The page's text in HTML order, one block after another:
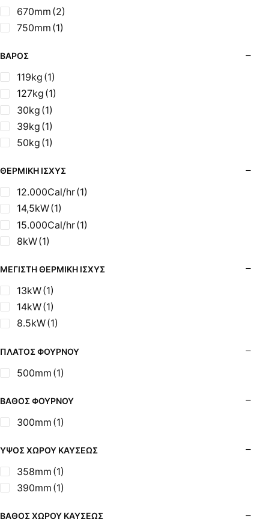
670mm (2)
750mm (1)
ΒΆΡΟΣ
119kg (1)
127kg (1)
30kg (1)
39kg (1)
50kg (1)
ΘΕΡΜΙΚΉ ΙΣΧΎΣ
12.000Cal/hr(1)
14,5kW(1)
15.000Cal/hr(1)
8kW(1)
ΜΈΓΙΣΤΗ ΘΕΡΜΙΚΉ ΙΣΧΎΣ
13kW(1)
14kW(1)
8.5kW(1)
ΠΛΆΤΟΣ ΦΟΎΡΝΟΥ
500mm (1)
ΒΆΘΟΣ ΦΟΎΡΝΟΥ
300mm (1)
ΎΨΟΣ ΧΏΡΟΥ ΚΑΎΣΕΩΣ
358mm (1)
390mm (1)
ΒΆΘΟΣ ΧΏΡΟΥ ΚΑΎΣΕΩΣ